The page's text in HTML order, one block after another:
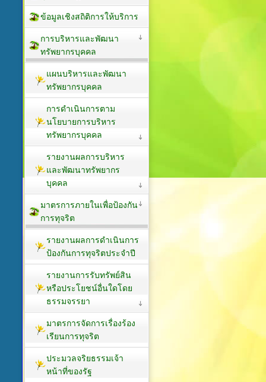
ข้อมูลเชิงสถิติการให้บริการ
การบริหารและพัฒนา
ทรัพยากรบุคคล
แผนบริหารและพัฒนา
ทรัพยากรบุคคล
การดำเนินการตาม
นโยบายการบริหาร
ทรัพยากรบุคคล
รายงานผลการบริหาร
และพัฒนาทรัพยากร
บุคคล
มาตรการภายในเพื่อป้องกัน
การทุจริต
รายงานผลการดำเนินการ
ป้องกันการทุจริตประจำปี
รายงานการรับทรัพย์สิน
หรือประโยชน์อื่นใดโดย
ธรรมจรรยา
มาตรการจัดการเรื่องร้อง
เรียนการทุจริต
ประมวลจริยธรรมเจ้า
หน้าที่ของรัฐ